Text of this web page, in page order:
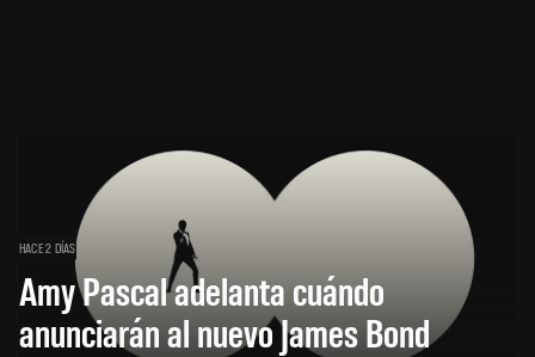
HACE 2 DÍAS
Amy Pascal adelanta cuándo
anunciarán al nuevo James Bond